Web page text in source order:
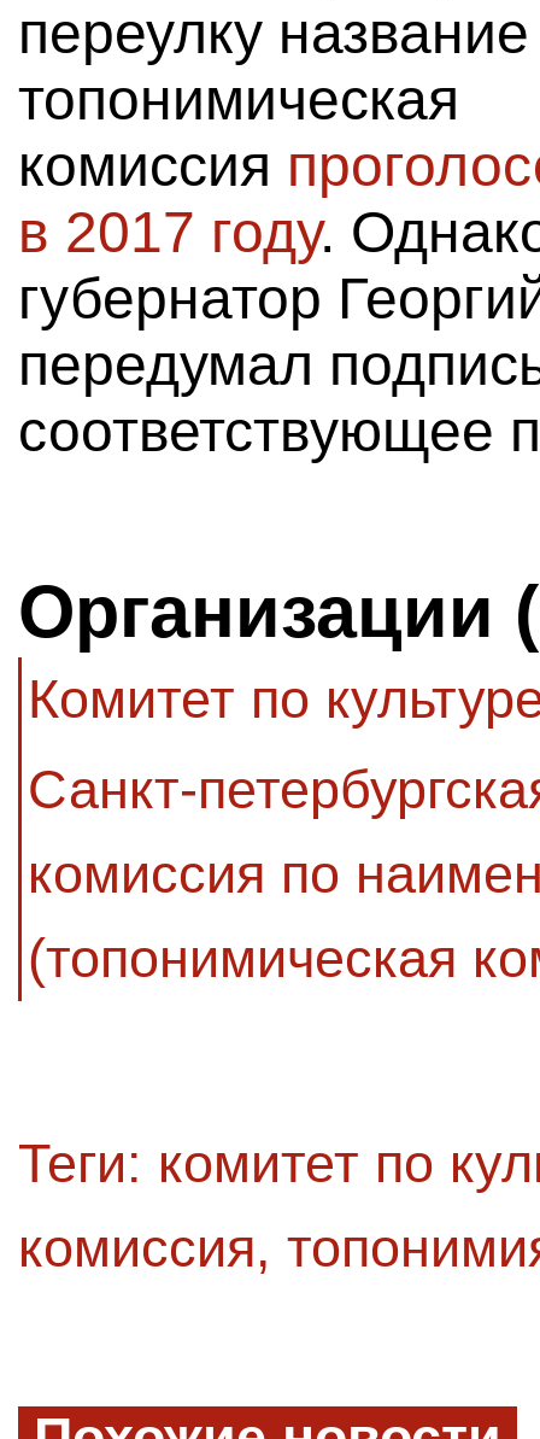
переулку
топонимическая
комиссия
в 2017 году.
губернатор
передумал
соответствующее
Организации
Комитет по
Санкт-
комиссия по
(топонимическая
Теги: комитет по
комиссия,